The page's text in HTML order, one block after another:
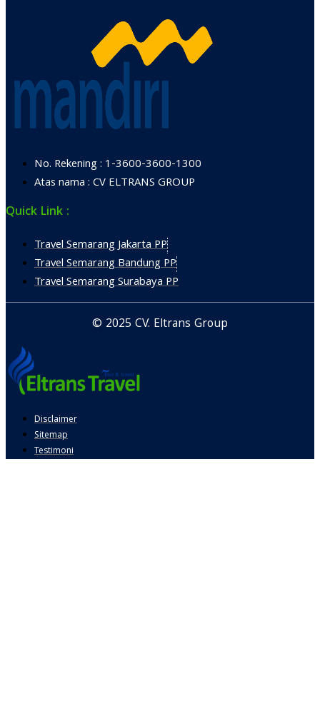
No. Rekening : 1-3600-3600-1300
Atas nama : CV ELTRANS GROUP
Quick Link :
Travel Semarang Jakarta PP
Travel Semarang Bandung PP
Travel Semarang Surabaya PP
© 2025 CV. Eltrans Group
Disclaimer
Sitemap
Testimoni